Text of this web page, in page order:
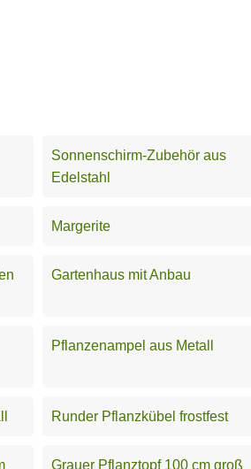
Sonnenschirm-Zubehör aus
Edelstahl
Margerite
Gartenhaus mit Anbau
Pflanzenampel aus Metall
Runder Pflanzkübel frostfest
Grauer Pflanztopf 100 cm groß